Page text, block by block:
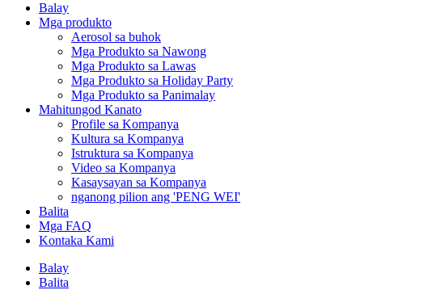
Balay
Mga produkto
Aerosol sa buhok
Mga Produkto sa Nawong
Mga Produkto sa Lawas
Mga Produkto sa Holiday Party
Mga Produkto sa Panimalay
Mahitungod Kanato
Profile sa Kompanya
Kultura sa Kompanya
Istruktura sa Kompanya
Video sa Kompanya
Kasaysayan sa Kompanya
nganong pilion ang 'PENG WEI'
Balita
Mga FAQ
Kontaka Kami
Balay
Balita